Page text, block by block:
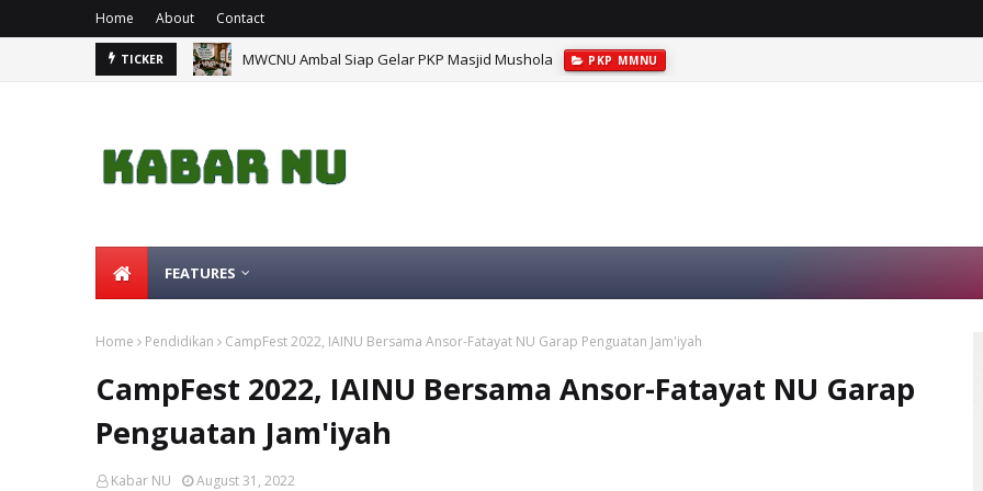
Home About Contact
TICKER MWCNU Ambal Siap Gelar PKP Masjid Mushola PKP MMNU
FEATURES
Home Pendidikan CampFest 2022, IAINU Bersama Ansor-Fatayat NU Garap Penguatan Jam'iyah
CampFest 2022, IAINU Bersama Ansor-Fatayat NU Garap
Penguatan Jam'iyah
Kabar NU August 31, 2022